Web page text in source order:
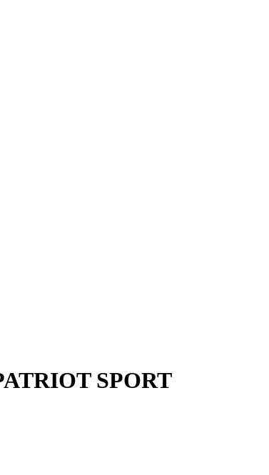
SPORT